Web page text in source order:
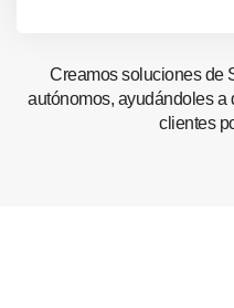
Creamos soluciones de
autónomos, ayudándoles a
clientes